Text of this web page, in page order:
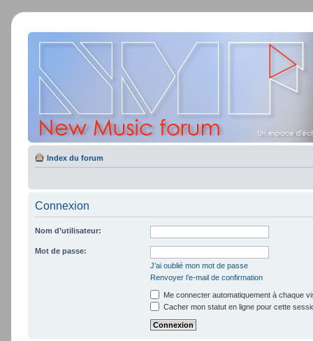
Index du forum
Connexion
Nom d’utilisateur:
Mot de passe:
J’ai oublié mon mot de passe
Renvoyer l’e-mail de confirmation
Me connecter automatiquement à chaque
Cacher mon statut en ligne pour cette